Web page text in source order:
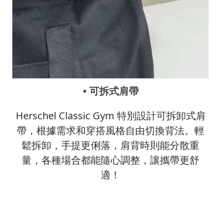
• 可拆式肩帶
Herschel Classic Gym 特別設計可拆卸式肩
帶，根據需求和穿搭風格自由切換背法。輕
鬆拆卸，手提更俐落，肩背時則能分散重
量，各種場合都能隨心調整，讓攜帶更舒
適！